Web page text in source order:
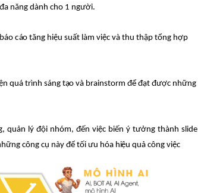
năng dành cho 1 người.
cáotăng hiệu suất làm việcvà thu thập tổng hợp
quá trình sáng tạo và brainstorm đểđạt được n hững
, quản lý đội n hóm, đến việc biến ý tưởng thàn h s lide
công cụ này để tối ưu hóa hiệu quảcông việc